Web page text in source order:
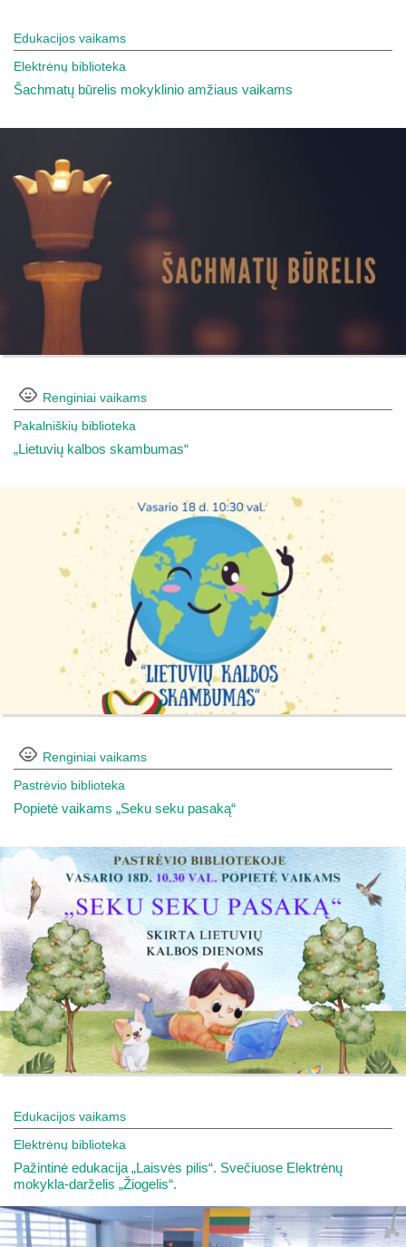
Edukacijos vaikams
Elektrėnų biblioteka
Šachmatų būrelis mokyklinio amžiaus vaikams
Renginiai vaikams
Pakalniškių biblioteka
„Lietuvių kalbos skambumas“
Renginiai vaikams
Pastrėvio biblioteka
Popietė vaikams „Seku seku pasaką“
Edukacijos vaikams
Elektrėnų biblioteka
Pažintinė edukacija „Laisvės pilis“. Svečiuose Elektrėnų
mokykla-darželis „Žiogelis“.